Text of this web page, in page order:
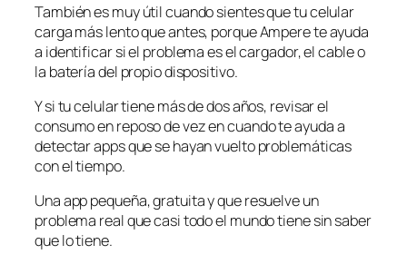
También es muy útil cuando sientes que tu celular
carga más lento que antes, porque Ampere te ayuda
a identificar si el problema es el cargador, el cable o
la batería del propio dispositivo.
Y si tu celular tiene más de dos años, revisar el
consumo en reposo de vez en cuando te ayuda a
detectar apps que se hayan vuelto problemáticas
con el tiempo.
Una app pequeña, gratuita y que resuelve un
problema real que casi todo el mundo tiene sin saber
que lo tiene.